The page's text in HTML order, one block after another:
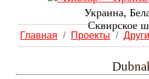
Украина,
Сквирское
Главная / Проекты /